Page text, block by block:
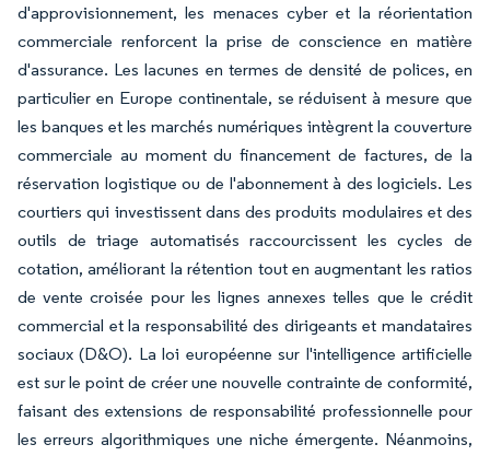
d'approvisionnement, les menaces cyber et la réorientation
commerciale renforcent la prise de conscience en matière
d'assurance. Les lacunes en termes de densité de polices, en
particulier en Europe continentale, se réduisent à mesure que
les banques et les marchés numériques intègrent la couverture
commerciale au moment du financement de factures, de la
réservation logistique ou de l'abonnement à des logiciels. Les
courtiers qui investissent dans des produits modulaires et des
outils de triage automatisés raccourcissent les cycles de
cotation, améliorant la rétention tout en augmentant les ratios
de vente croisée pour les lignes annexes telles que le crédit
commercial et la responsabilité des dirigeants et mandataires
sociaux (D&O). La loi européenne sur l'intelligence artificielle
est sur le point de créer une nouvelle contrainte de conformité,
faisant des extensions de responsabilité professionnelle pour
les erreurs algorithmiques une niche émergente. Néanmoins,